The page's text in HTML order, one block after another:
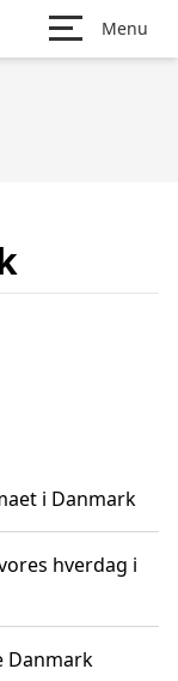
Menu
i Danmark
hverdag i
Danmark